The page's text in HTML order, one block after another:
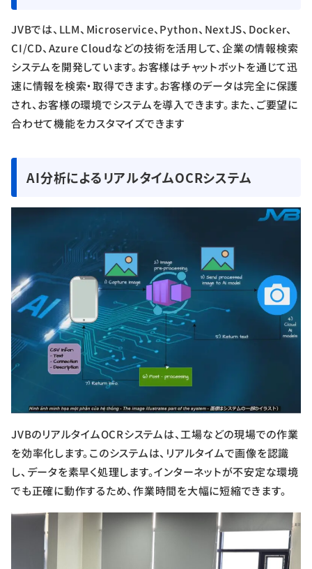
JVBでは、LLM、Microservice、Python、NextJS、Docker、
CI/CD、Azure Cloudなどの技術を活用して、企業の情報検索
システムを開発しています。お客様はチャットボットを通じて迅
速に情報を検索・取得できます。お客様のデータは完全に保護
され、お客様の環境でシステムを導入できます。また、ご要望に
合わせて機能をカスタマイズできます
AI分析によるリアルタイムOCRシステム
JVBのリアルタイムOCRシステムは、工場などの現場での作業
を効率化します。このシステムは、リアルタイムで画像を認識
し、データを素早く処理します。インターネットが不安定な環境
でも正確に動作するため、作業時間を大幅に短縮できます。